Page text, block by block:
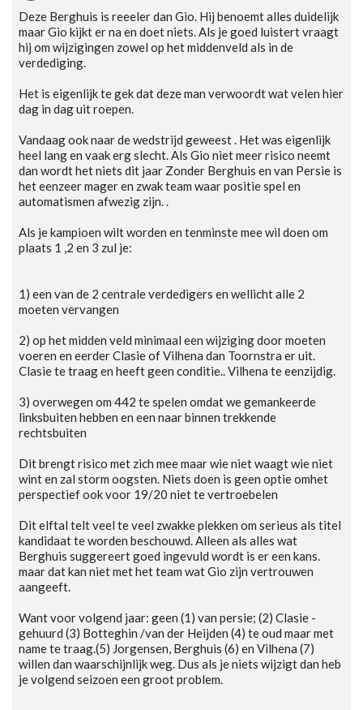
Deze Berghuis is reeeler dan Gio. Hij benoemt alles duidelijk
maar Gio kijkt er na en doet niets. Als je goed luistert vraagt
hij om wijzigingen zowel op het middenveld als in de
verdediging.
Het is eigenlijk te gek dat deze man verwoordt wat velen hier
dag in dag uit roepen.
Vandaag ook naar de wedstrijd geweest . Het was eigenlijk
heel lang en vaak erg slecht. Als Gio niet meer risico neemt
dan wordt het niets dit jaar Zonder Berghuis en van Persie is
het eenzeer mager en zwak team waar positie spel en
automatismen afwezig zijn. .
Als je kampioen wilt worden en tenminste mee wil doen om
plaats 1 ,2 en 3 zul je:
1) een van de 2 centrale verdedigers en wellicht alle 2
moeten vervangen
2) op het midden veld minimaal een wijziging door moeten
voeren en eerder Clasie of Vilhena dan Toornstra er uit.
Clasie te traag en heeft geen conditie.. Vilhena te eenzijdig.
3) overwegen om 442 te spelen omdat we gemankeerde
linksbuiten hebben en een naar binnen trekkende
rechtsbuiten
Dit brengt risico met zich mee maar wie niet waagt wie niet
wint en zal storm oogsten. Niets doen is geen optie omhet
perspectief ook voor 19/20 niet te vertroebelen
Dit elftal telt veel te veel zwakke plekken om serieus als titel
kandidaat te worden beschouwd. Alleen als alles wat
Berghuis suggereert goed ingevuld wordt is er een kans.
maar dat kan niet met het team wat Gio zijn vertrouwen
aangeeft.
Want voor volgend jaar: geen (1) van persie; (2) Clasie -
gehuurd (3) Botteghin /van der Heijden (4) te oud maar met
name te traag.(5) Jorgensen, Berghuis (6) en Vilhena (7)
willen dan waarschijnlijk weg. Dus als je niets wijzigt dan heb
je volgend seizoen een groot problem.